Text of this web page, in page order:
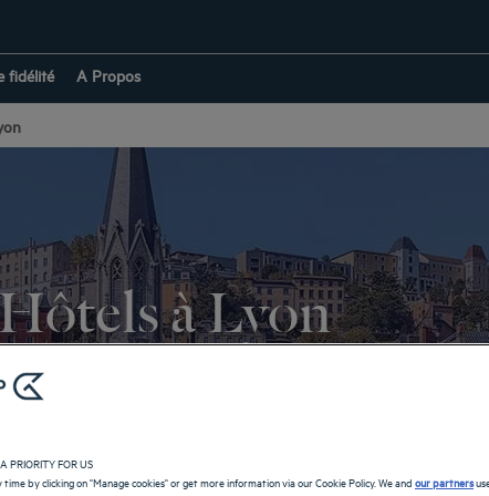
fidélité A Propos
à Lyon
des lumières ! Visitez les lieux emblématiques et reposez-vous
PRIORITY FOR US
time by clicking on "Manage cookies" or get more information via our Cookie Policy. We andour partners